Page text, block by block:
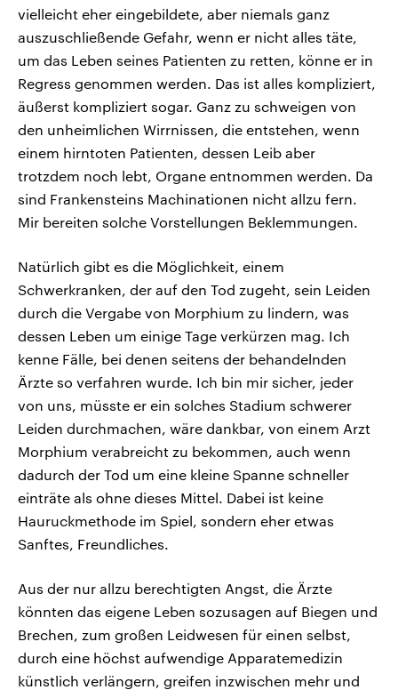
vielleicht eher eingebildete, aber niemals ganz
auszuschließende Gefahr, wenn er nicht alles täte,
um das Leben seines Patienten zu retten, könne er in
Regress genommen werden. Das ist alles kompliziert,
äußerst kompliziert sogar. Ganz zu schweigen von
den unheimlichen Wirrnissen, die entstehen, wenn
einem hirntoten Patienten, dessen Leib aber
trotzdem noch lebt, Organe entnommen werden. Da
sind Frankensteins Machinationen nicht allzu fern.
Mir bereiten solche Vorstellungen Beklemmungen.
Natürlich gibt es die Möglichkeit, einem
Schwerkranken, der auf den Tod zugeht, sein Leiden
durch die Vergabe von Morphium zu lindern, was
dessen Leben um einige Tage verkürzen mag. Ich
kenne Fälle, bei denen seitens der behandelnden
Ärzte so verfahren wurde. Ich bin mir sicher, jeder
von uns, müsste er ein solches Stadium schwerer
Leiden durchmachen, wäre dankbar, von einem Arzt
Morphium verabreicht zu bekommen, auch wenn
dadurch der Tod um eine kleine Spanne schneller
einträte als ohne dieses Mittel. Dabei ist keine
Hauruckmethode im Spiel, sondern eher etwas
Sanftes, Freundliches.
Aus der nur allzu berechtigten Angst, die Ärzte
könnten das eigene Leben sozusagen auf Biegen und
Brechen, zum großen Leidwesen für einen selbst,
durch eine höchst aufwendige Apparatemedizin
künstlich verlängern, greifen inzwischen mehr und